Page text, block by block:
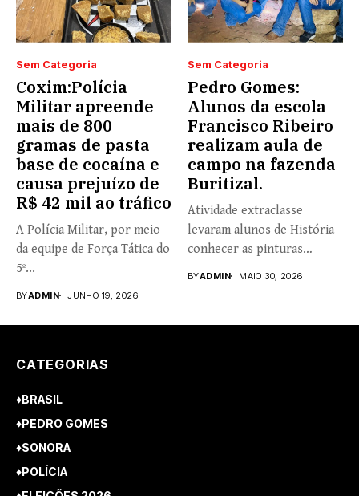
Sem Categoria
Coxim:Polícia
Militar apreende
mais de 800
gramas de pasta
base de cocaína e
causa prejuízo de
R$ 42 mil ao tráfico
A Polícia Militar, por meio
da equipe de Força Tática do
5º...
BYADMIN JUNHO 19, 2026
Sem Categoria
Pedro Gomes:
Alunos da escola
Francisco Ribeiro
realizam aula de
campo na fazenda
Buritizal.
Atividade extraclasse
levaram alunos de História
conhecer as pinturas
BYADMIN MAIO 30, 2026
CATEGORIAS
♦BRASIL
♦PEDRO GOMES
♦SONORA
♦POLÍCIA